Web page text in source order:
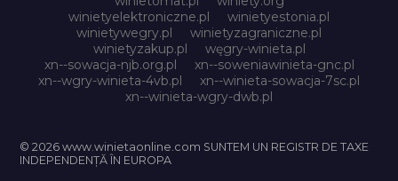
winietyelektroniczne.pl
winietyestonia.pl
winietywegry.pl
winietyzagraniczne.pl
winietyzakup.pl
węgry-winieta.pl
xn--sowacja-njb.org.pl
xn--soweniawinieta-gnc.pl
xn--wgry-winieta-4vb.pl
xn--winieta-sowacja-7sc.pl
xn--winieta-wgry-dwb.pl
© 2026 www.winietaonline.com SUNTEM UN REGISTR DE TAXE
INDEPENDENȚĂ ÎN EUROPA